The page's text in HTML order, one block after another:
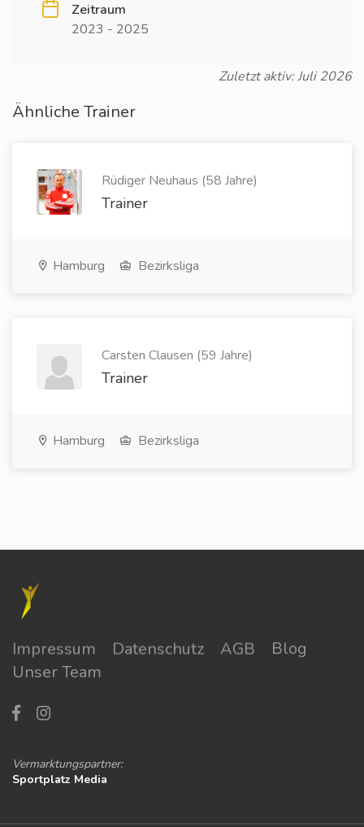
Zeitraum
2023 - 2025
Zuletzt aktiv: Juli 2026
Ähnliche Trainer
Rüdiger Neuhaus (58 Jahre)
Trainer
Hamburg Bezirksliga
Carsten Clausen (59 Jahre)
Trainer
Hamburg Bezirksliga
Impressum Datenschutz AGB
Blog
Unser Team
Vermarktungspartner:
Sportplatz Media